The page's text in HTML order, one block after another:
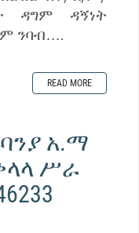
ዳግም ዳኝነት
ንባብ….
READ MORE
አ.ማ
ሥራ